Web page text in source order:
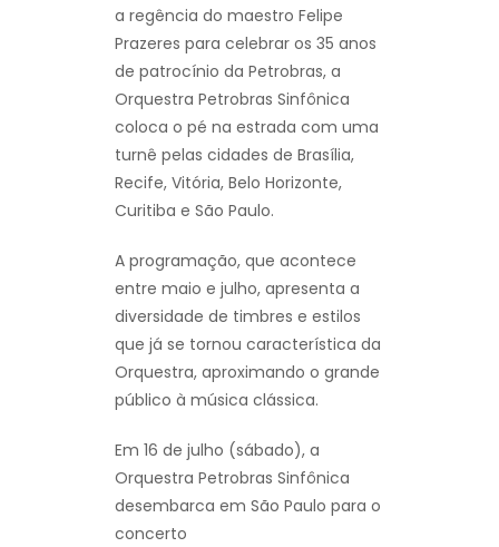
a regência do maestro Felipe
Prazeres para celebrar os 35 anos
de patrocínio da Petrobras, a
Orquestra Petrobras Sinfônica
coloca o pé na estrada com uma
turnê pelas cidades de Brasília,
Recife, Vitória, Belo Horizonte,
Curitiba e São Paulo.
A programação, que acontece
entre maio e julho, apresenta a
diversidade de timbres e estilos
que já se tornou característica da
Orquestra, aproximando o grande
público à música clássica.
Em 16 de julho (sábado), a
Orquestra Petrobras Sinfônica
desembarca em São Paulo para o
concerto